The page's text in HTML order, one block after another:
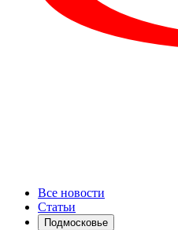
Все новости
Статьи
Подмосковье